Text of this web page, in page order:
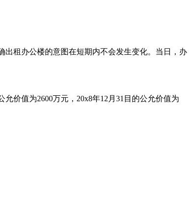
出租办公楼的意图在短期内不会发生变化。当日，办
价值为2600万元，20x8年12月31目的公允价值为